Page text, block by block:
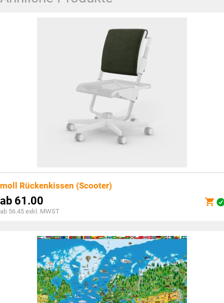
moll Rückenkissen (Scooter)
ab 61.00
ab 56.45 exkl. MWST